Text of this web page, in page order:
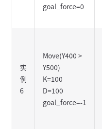
goal_force=0
实
例
6
Move(Y400 >
Y500)
K=100
D=100
goal_force=-1